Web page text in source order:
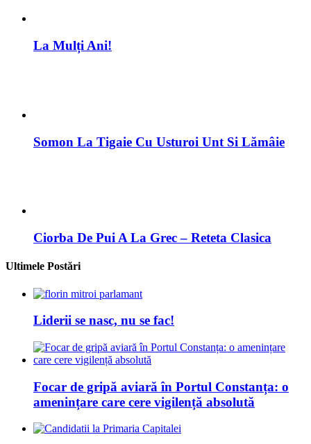
La Mulți Ani!
Somon La Tigaie Cu Usturoi Unt Si Lămâie
Ciorba De Pui A La Grec – Reteta Clasica
Ultimele Postări
Liderii se nasc, nu se fac!
Focar de gripă aviară în Portul Constanța: o
amenințare care cere vigilență absolută